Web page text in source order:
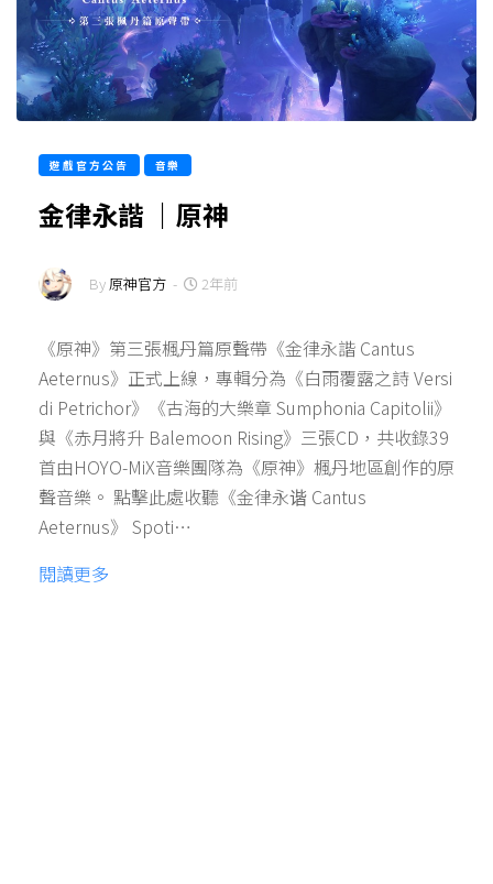
遊戲官方公告 音樂
金律永諧 ｜原神
By原神官方 - 2年前
《原神》第三張楓丹篇原聲帶《金律永諧 Cantus
Aeternus》正式上線，專輯分為《白雨覆露之詩 Versi
di Petrichor》《古海的大樂章 Sumphonia Capitolii》
與《赤月將升 Balemoon Rising》三張CD，共收錄39
首由HOYO-MiX音樂團隊為《原神》楓丹地區創作的原
聲音樂。 點擊此處收聽《金律永谐 Cantus
Aeternus》 Spoti…
閱讀更多